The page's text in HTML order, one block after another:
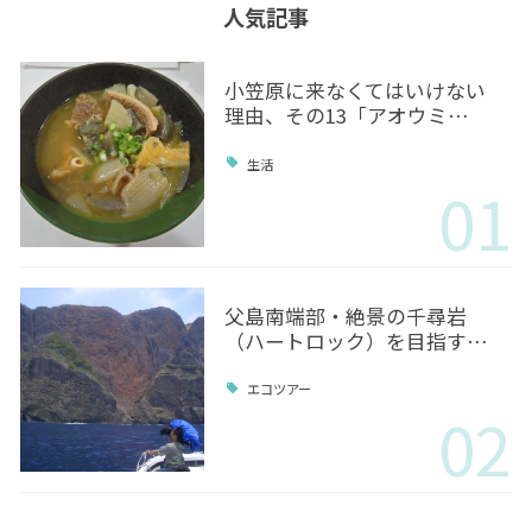
人気記事
小笠原に来なくてはいけない
理由、その13「アオウミ…
生活
01
父島南端部・絶景の千尋岩
（ハートロック）を目指す…
エコツアー
02